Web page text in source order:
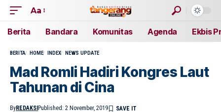
Aa
Berita Bandara Komunitas Agenda Ekbis
BERITA HOME INDEX NEWS UPDATE
Mad Romli Hadiri Kongres Laut
Tahunan di Cina
ByREDAKSI Published: 2 November, 2019